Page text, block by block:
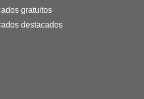
gratuitos
destacados